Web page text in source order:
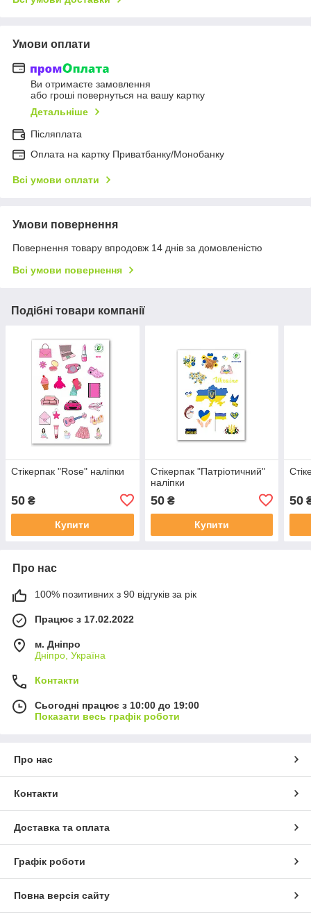
Умови оплати
Ви отримаєте замовлення
або гроші повернуться на вашу картку
Детальніше
Післяплата
Оплата на картку Приватбанку/Монобанку
Всі умови оплати
Умови повернення
Повернення товару впродовж 14 днів за домовленістю
Всі умови повернення
Подібні товари компанії
Стікерпак "Rose" наліпки
50 ₴
Купити
Стікерпак "Патріотичний"
наліпки
50₴
Купити
50
Про нас
100% позитивних з 90 відгуків за рік
Працює з 17.02.2022
м. Дніпро
Дніпро, Україна
Контакти
Сьогодні працює з 10:00 до 19:00
Показати весь графік роботи
Про нас
Контакти
Доставка та оплата
Графік роботи
Повна версія сайту